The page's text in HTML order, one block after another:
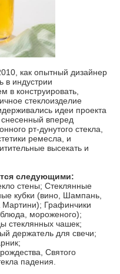
как опытный дизайнер
в индустрии
в конструировать,
стеклоизделие
идеи проекта
снесенный вперед
рт-дунутого стекла,
ремесла, и
высекать и
следующими:
стены; Стеклянные
кубки (вино, Шампань,
Мартини); Графинчики
мороженого);
стеклянных чашек;
держатель для свечи;
Святого
падения.